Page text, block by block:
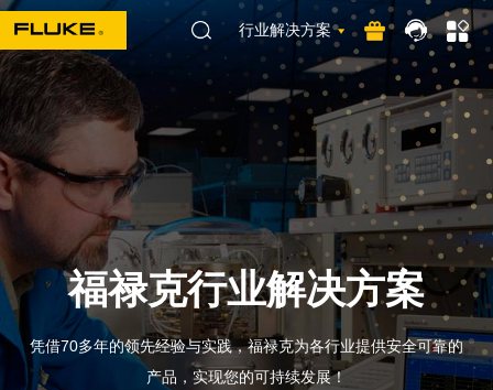
行业解决方案
福禄克行业解决方案
凭借70多年的领先经验与实践，福禄克为各行业提供安全可靠的
产品，实现您的可持续发展！